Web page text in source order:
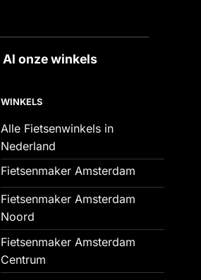
Al onze winkels
WINKELS
Alle Fietsenwinkels in
Nederland
Fietsenmaker Amsterdam
Fietsenmaker Amsterdam
Noord
Fietsenmaker Amsterdam
Centrum